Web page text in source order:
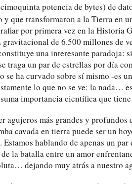
potencia de bytes) de
que transformaron a la Tierra en
por primera vez en la Historia
de 6.500 millones de
una interesante paradoja:
traga un par de estrellas por día
se ha curvado sobre sí mismo -es
lo que no se ve: la nada…
importancia científica que
agujeros más grandes y profundos
cavada en tierra puede ser un
hablando de apenas un
la batalla entre un amor
dejando muy atrás a nuestro